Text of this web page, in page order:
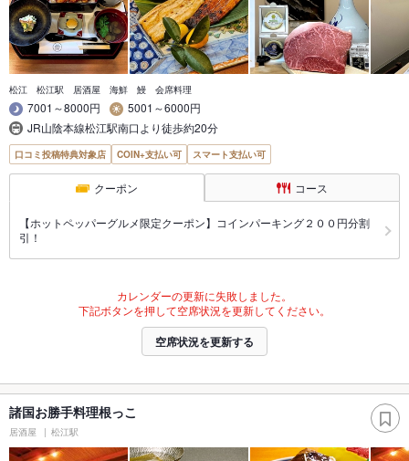
松江 松江駅 居酒屋 海鮮 鰻 会席料理
7001～8000円
5001～6000円
JR山陰本線松江駅南口より徒歩約20分
口コミ投稿特典対象店 COIN+支払い可 スマート支払い可
クーポン コース
【ホットペッパーグルメ限定クーポン】コインパーキング２００円分割
引！
カレンダーの更新に失敗しました。
下記ボタンを押して空席状況を更新してください。
空席状況を更新する
諸国お勝手料理根っこ
居酒屋 松江駅